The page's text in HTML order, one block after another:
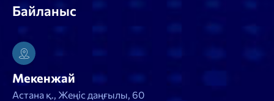
Байланыс
Мекенжай
Астана қ., Жеңіс даңғылы, 60